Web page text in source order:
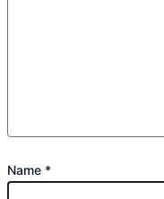
Name *